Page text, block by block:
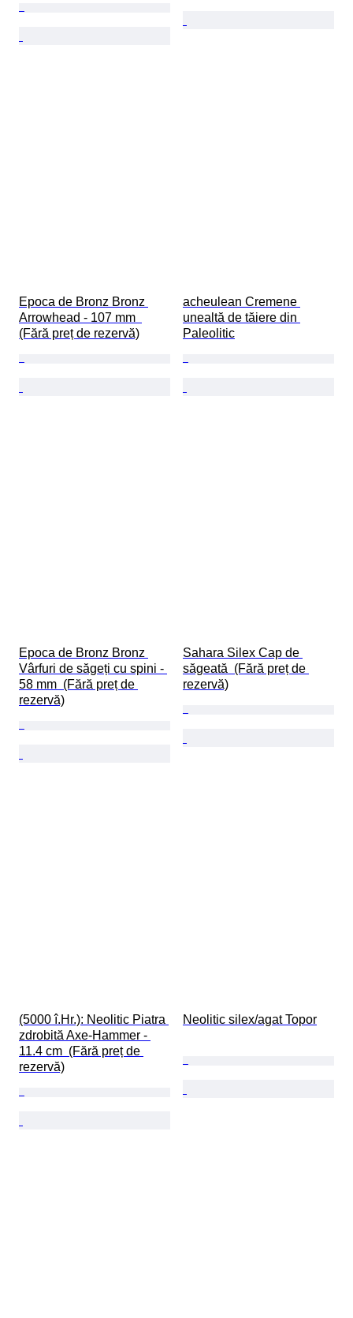
Epoca de Bronz Bronz
Arrowhead - 107 mm
(Fără preț de rezervă)
acheulean Cremene
unealtă de tăiere din
Paleolitic
Epoca de Bronz Bronz
Vârfuri de săgeți cu spini -
58 mm  (Fără preț de
rezervă)
Sahara Silex Cap de
săgeată  (Fără preț de
rezervă)
(5000 î.Hr.): Neolitic Piatra
zdrobită Axe-Hammer -
11.4 cm  (Fără preț de
rezervă)
Neolitic silex/agat Topor